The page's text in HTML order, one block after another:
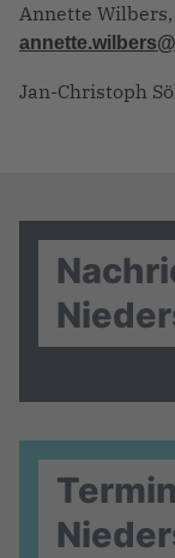
Annette
Jan-Christoph